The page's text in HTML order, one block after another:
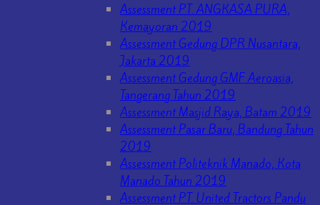
Assessment PT. ANGKASA PURA,
Kemayoran 2019
Assessment Gedung DPR Nusantara,
Jakarta 2019
Assessment Gedung GMF Aeroasia,
Tangerang Tahun 2019
Assessment Masjid Raya, Batam 2019
Assessment Pasar Baru, Bandung Tahun
2019
Assessment Politeknik Manado, Kota
Manado Tahun 2019
Assessment PT. United Tractors Pandu